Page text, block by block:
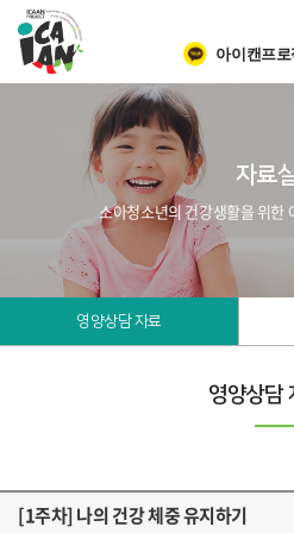
아이캔프
자료
소아청소년의 건강생활을 위한
영양상담 자료
영양상담
[1주차] 나의 건강 체중 유지하기